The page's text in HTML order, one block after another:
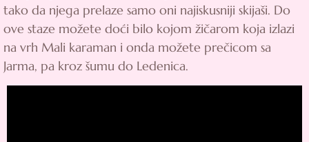
tako da njega prelaze samo oni najiskusniji skijaši. Do
ove staze možete doći bilo kojom žičarom koja izlazi
na vrh Mali karaman i onda možete prečicom sa
Jarma, pa kroz šumu do Ledenica.